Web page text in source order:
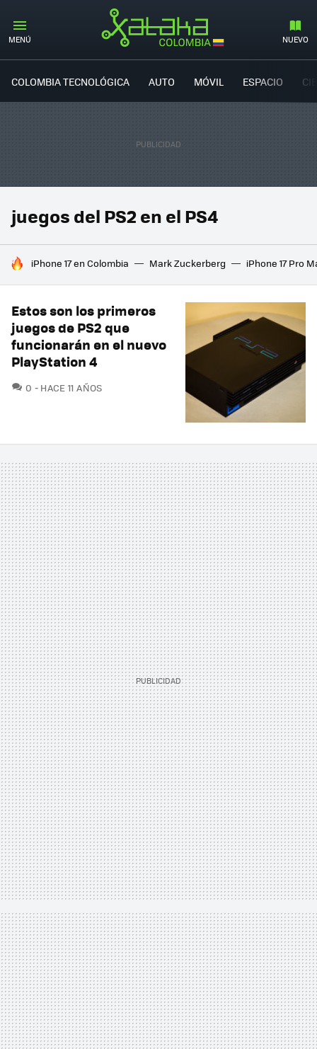
MENÚ NUEVO
COLOMBIA TECNOLÓGICA AUTO MÓVIL ESPACIO
juegos del PS2 en el PS4
HOY SE HABLA DE
iPhone 17 en Colombia Mark Zuckerberg iPhone 17 Pro
Estos son los primeros
juegos de PS2 que
funcionarán en el nuevo
PlayStation 4
0 COMENTARIOS
HACE 11 AÑOS